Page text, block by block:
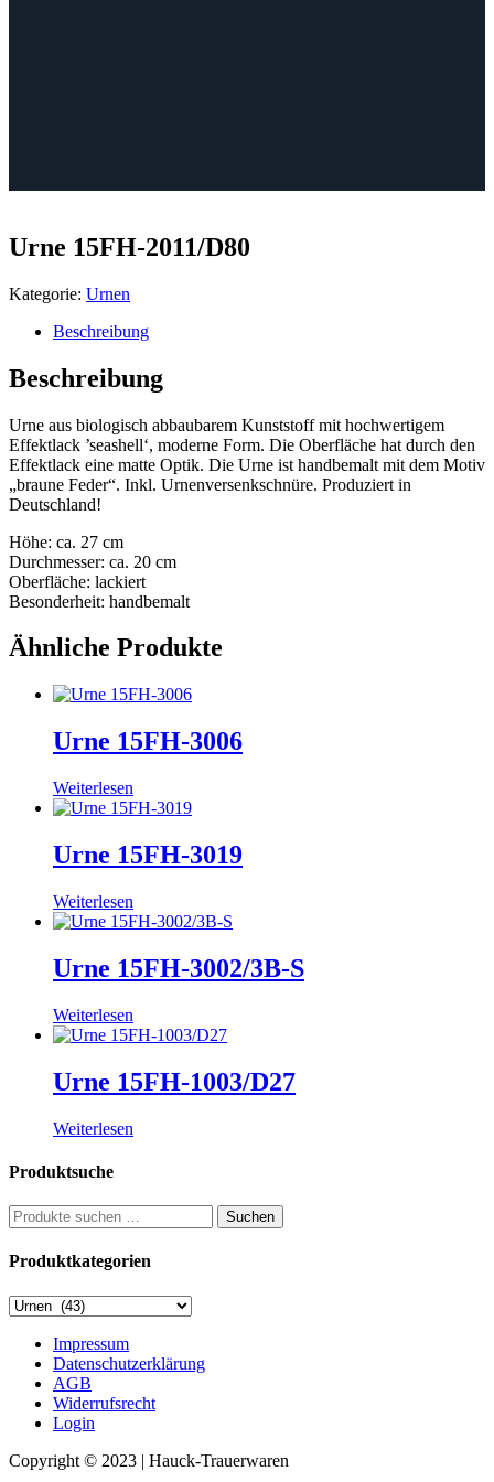
Urne 15FH-2011/D80
Kategorie: Urnen
Beschreibung
Beschreibung
Urne aus biologisch abbaubarem Kunststoff mit hochwertigem
Effektlack ’seashell‘, moderne Form. Die Oberfläche hat durch den
Effektlack eine matte Optik. Die Urne ist handbemalt mit dem Motiv
„braune Feder“. Inkl. Urnenversenkschnüre. Produziert in
Deutschland!
Höhe: ca. 27 cm
Durchmesser: ca. 20 cm
Oberfläche: lackiert
Besonderheit: handbemalt
Ähnliche Produkte
Urne 15FH-3006
Weiterlesen
Urne 15FH-3019
Weiterlesen
Urne 15FH-3002/3B-S
Weiterlesen
Urne 15FH-1003/D27
Weiterlesen
Produktsuche
Suchen
nach:
Suchen
Produktkategorien
Impressum
Datenschutzerklärung
AGB
Widerrufsrecht
Login
Copyright © 2023 | Hauck-Trauerwaren